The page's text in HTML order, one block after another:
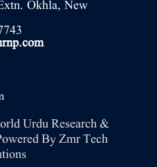
Okhla, New
Urdu Research &
ByZmr Tech